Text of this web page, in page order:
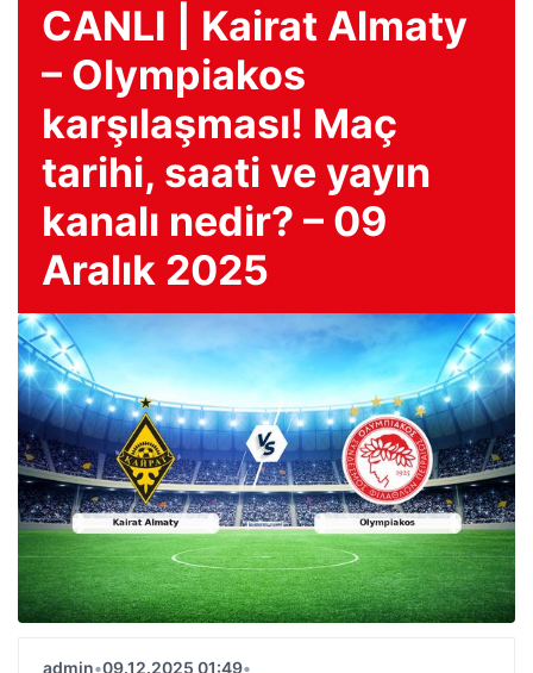
CANLI | Kairat Almaty
– Olympiakos
karşılaşması! Maç
tarihi, saati ve yayın
kanalı nedir? – 09
Aralık 2025
admin•09.12.2025 01:49•